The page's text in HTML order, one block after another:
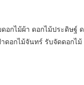
กไม้ผ้า ดอกไม้ประดิษฐ์
อกไม้จันทร์ รับจัดดอกไ